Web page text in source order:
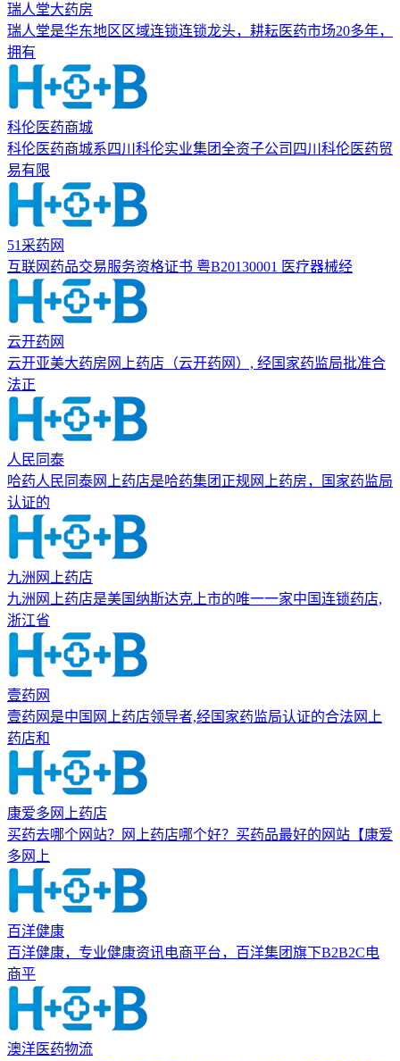
瑞人堂大药房
瑞人堂是华东地区区域连锁连锁龙头，耕耘医药市场20多年，
拥有
科伦医药商城
科伦医药商城系四川科伦实业集团全资子公司四川科伦医药贸
易有限
51采药网
互联网药品交易服务资格证书 粤B20130001 医疗器械经
云开药网
云开亚美大药房网上药店（云开药网）, 经国家药监局批准合
法正
人民同泰
哈药人民同泰网上药店是哈药集团正规网上药房，国家药监局
认证的
九洲网上药店
九洲网上药店是美国纳斯达克上市的唯一一家中国连锁药店,
浙江省
壹药网
壹药网是中国网上药店领导者,经国家药监局认证的合法网上
药店和
康爱多网上药店
买药去哪个网站？网上药店哪个好？买药品最好的网站【康爱
多网上
百洋健康
百洋健康，专业健康资讯电商平台，百洋集团旗下B2B2C电
商平
澳洋医药物流